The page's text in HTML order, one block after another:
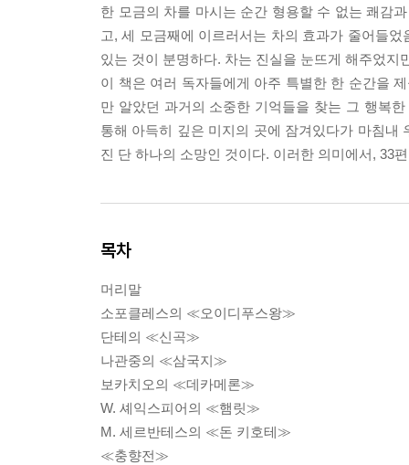
한 모금의 차를 마시는 순간 형용할 수 없는 쾌감
고, 세 모금째에 이르러서는 차의 효과가 줄어들
있는 것이 분명하다. 차는 진실을 눈뜨게 해주었
이 책은 여러 독자들에게 아주 특별한 한 순간을
만 알았던 과거의 소중한 기억들을 찾는 그 행복
통해 아득히 깊은 미지의 곳에 잠겨있다가 마침
진 단 하나의 소망인 것이다. 이러한 의미에서, 33
목차
머리말
소포클레스의 ≪오이디푸스왕≫
단테의 ≪신곡≫
나관중의 ≪삼국지≫
보카치오의 ≪데카메론≫
W. 셰익스피어의 ≪햄릿≫
M. 세르반테스의 ≪돈 키호테≫
≪충향전≫